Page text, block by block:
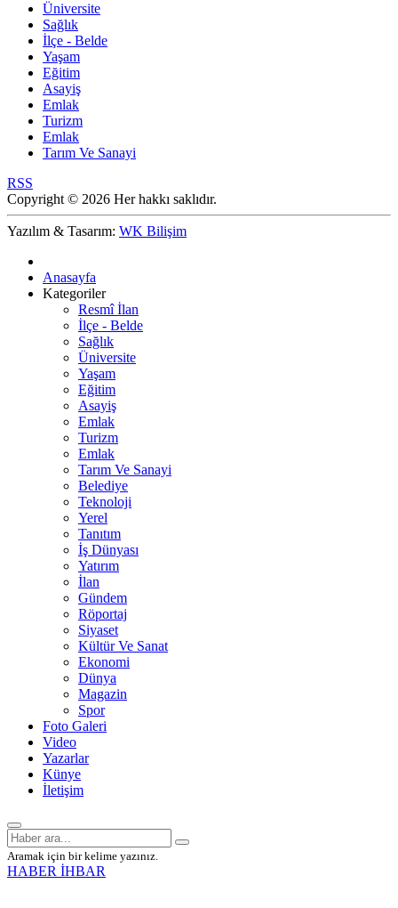
Üniversite
Sağlık
İlçe - Belde
Yaşam
Eğitim
Asayiş
Emlak
Turizm
Emlak
Tarım Ve Sanayi
RSS
Copyright © 2026 Her hakkı saklıdır.
Yazılım & Tasarım: WK Bilişim
Anasayfa
Kategoriler
Resmî İlan
İlçe - Belde
Sağlık
Üniversite
Yaşam
Eğitim
Asayiş
Emlak
Turizm
Emlak
Tarım Ve Sanayi
Belediye
Teknoloji
Yerel
Tanıtım
İş Dünyası
Yatırım
İlan
Gündem
Röportaj
Siyaset
Kültür Ve Sanat
Ekonomi
Dünya
Magazin
Spor
Foto Galeri
Video
Yazarlar
Künye
İletişim
Aramak için bir kelime yazınız.
HABER İHBAR